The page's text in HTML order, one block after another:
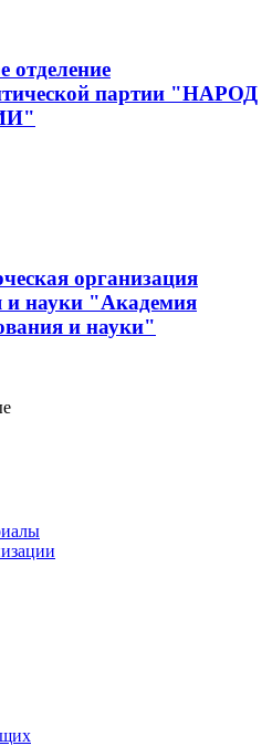
отделение
партии "НАРОД
организация
и науки "Академия
и науки"